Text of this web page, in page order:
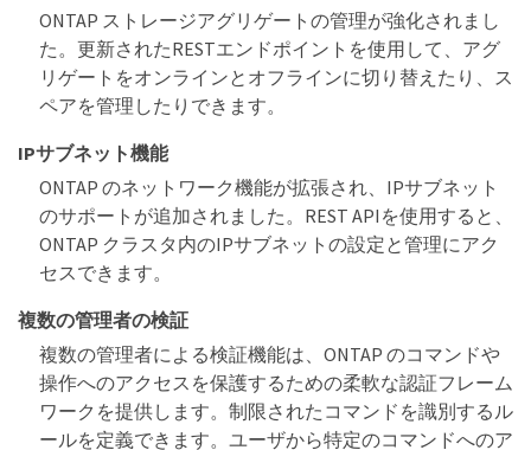
ONTAP ストレージアグリゲートの管理が強化されまし
た。更新されたRESTエンドポイントを使用して、アグ
リゲートをオンラインとオフラインに切り替えたり、ス
ペアを管理したりできます。
IPサブネット機能
ONTAP のネットワーク機能が拡張され、IPサブネット
のサポートが追加されました。REST APIを使用すると、
ONTAP クラスタ内のIPサブネットの設定と管理にアク
セスできます。
複数の管理者の検証
複数の管理者による検証機能は、ONTAP のコマンドや
操作へのアクセスを保護するための柔軟な認証フレーム
ワークを提供します。制限されたコマンドを識別するル
ールを定義できます。ユーザから特定のコマンドへのア